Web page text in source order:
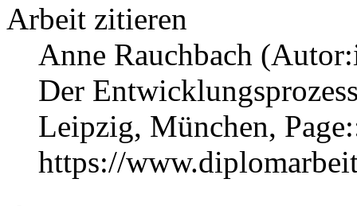
Arbeit zitieren
Anne Rauchbach
Der
Leipzig, München,
https://